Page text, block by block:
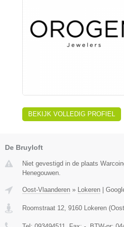
BEKIJK VOLLEDIG PROFIEL
De Bruyloft
Niet gevestigd in de plaats
Henegouwen.
Oost-Vlaanderen » Lokeren
Roomstraat 12, 9160 Lokeren (